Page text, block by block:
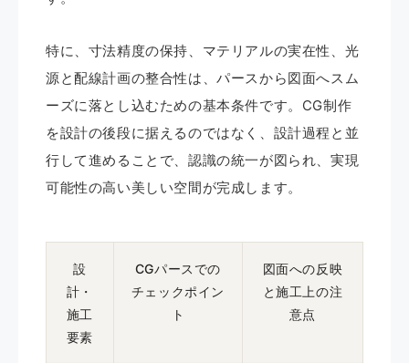
特に、寸法精度の保持、マテリアルの実在性、光
源と配線計画の整合性は、パースから図面へスム
ーズに落とし込むための基本条件です。CG制作
を設計の後段に据えるのではなく、設計過程と並
行して進めることで、認識の統一が図られ、実現
可能性の高い美しい空間が完成します。
設
計・
施工
要素
CGパースでの
チェックポイン
ト
図面への反映
と施工上の注
意点